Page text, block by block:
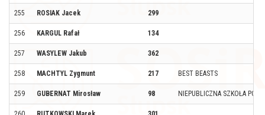
255 ROSIAK Jacek 299
256 KARGUL Rafał 134
257 WASYLEW Jakub 362
258 MACHTYL Zygmunt 217 BEST BEASTS
259 GUBERNAT Mirosław 98 NIEPUBLICZNA SZKOŁA